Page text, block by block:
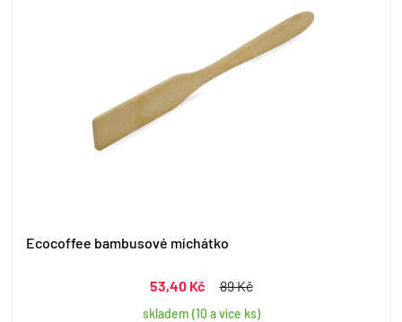
Ecocoffee bambusové míchátko
53,40 Kč 89 Kč
skladem (10 a více ks)